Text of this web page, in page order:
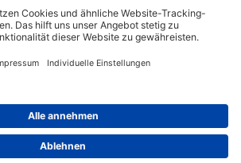
Kampahire
Kampagnenforum
LeadNow